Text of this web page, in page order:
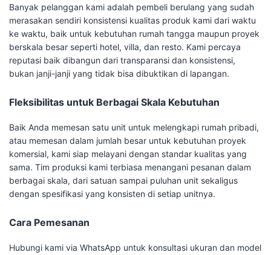
Banyak pelanggan kami adalah pembeli berulang yang sudah
merasakan sendiri konsistensi kualitas produk kami dari waktu
ke waktu, baik untuk kebutuhan rumah tangga maupun proyek
berskala besar seperti hotel, villa, dan resto. Kami percaya
reputasi baik dibangun dari transparansi dan konsistensi,
bukan janji-janji yang tidak bisa dibuktikan di lapangan.
Fleksibilitas untuk Berbagai Skala Kebutuhan
Baik Anda memesan satu unit untuk melengkapi rumah pribadi,
atau memesan dalam jumlah besar untuk kebutuhan proyek
komersial, kami siap melayani dengan standar kualitas yang
sama. Tim produksi kami terbiasa menangani pesanan dalam
berbagai skala, dari satuan sampai puluhan unit sekaligus
dengan spesifikasi yang konsisten di setiap unitnya.
Cara Pemesanan
Hubungi kami via WhatsApp untuk konsultasi ukuran dan model